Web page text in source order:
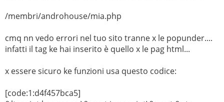
/membri/androhouse/mia.php
cmq nn vedo errori nel tuo sito tranne x le popunder....
infatti il tag ke hai inserito è quello x le pag html...
x essere sicuro ke funzioni usa questo codice:
[code:1:d4f457bca5]